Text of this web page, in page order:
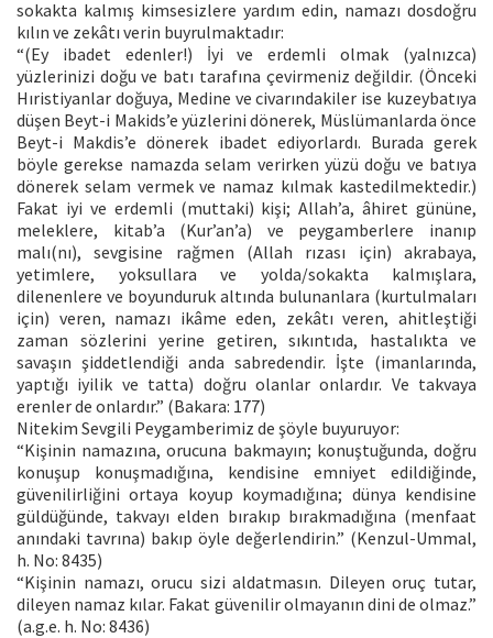
sokakta kalmış kimsesizlere yardım edin, namazı dosdoğru
kılın ve zekâtı verin buyrulmaktadır:
“(Ey ibadet edenler!) İyi ve erdemli olmak (yalnızca)
yüzlerinizi doğu ve batı tarafına çevirmeniz değildir. (Önceki
Hıristiyanlar doğuya, Medine ve civarındakiler ise kuzeybatıya
düşen Beyt-i Makids’e yüzlerini dönerek, Müslümanlarda önce
Beyt-i Makdis’e dönerek ibadet ediyorlardı. Burada gerek
böyle gerekse namazda selam verirken yüzü doğu ve batıya
dönerek selam vermek ve namaz kılmak kastedilmektedir.)
Fakat iyi ve erdemli (muttaki) kişi; Allah’a, âhiret gününe,
meleklere, kitab’a (Kur’an’a) ve peygamberlere inanıp
malı(nı), sevgisine rağmen (Allah rızası için) akrabaya,
yetimlere, yoksullara ve yolda/sokakta kalmışlara,
dilenenlere ve boyunduruk altında bulunanlara (kurtulmaları
için) veren, namazı ikâme eden, zekâtı veren, ahitleştiği
zaman sözlerini yerine getiren, sıkıntıda, hastalıkta ve
savaşın şiddetlendiği anda sabredendir. İşte (imanlarında,
yaptığı iyilik ve tatta) doğru olanlar onlardır. Ve takvaya
erenler de onlardır.” (Bakara: 177)
Nitekim Sevgili Peygamberimiz de şöyle buyuruyor:
“Kişinin namazına, orucuna bakmayın; konuştuğunda, doğru
konuşup konuşmadığına, kendisine emniyet edildiğinde,
güvenilirliğini ortaya koyup koymadığına; dünya kendisine
güldüğünde, takvayı elden bırakıp bırakmadığına (menfaat
anındaki tavrına) bakıp öyle değerlendirin.” (Kenzul-Ummal,
h. No: 8435)
“Kişinin namazı, orucu sizi aldatmasın. Dileyen oruç tutar,
dileyen namaz kılar. Fakat güvenilir olmayanın dini de olmaz.”
(a.g.e. h. No: 8436)